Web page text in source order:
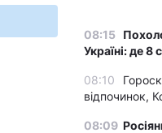
08:15
Україні: де 8
08:10
відпочинок,
08:09